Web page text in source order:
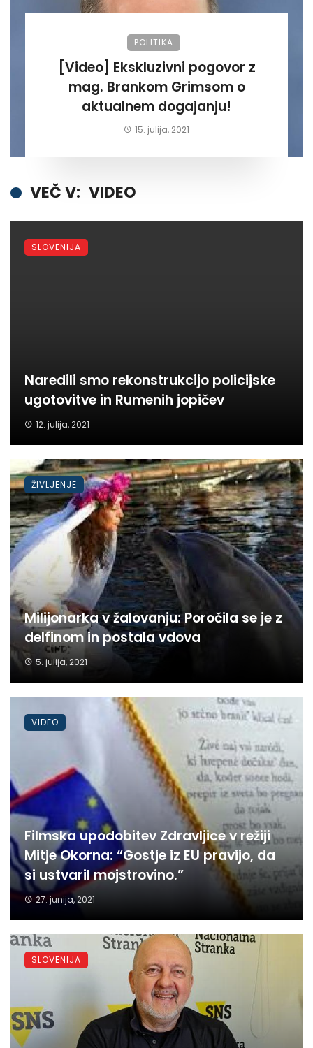
POLITIKA
[Video] Ekskluzivni pogovor z
mag. Brankom Grimsom o
aktualnem dogajanju!
15. julija, 2021
VEČ V: VIDEO
Naredili smo rekonstrukcijo policijske
ugotovitve in Rumenih jopičev
12. julija, 2021
SLOVENIJA
Milijonarka v žalovanju: Poročila se je z
delfinom in postala vdova
5. julija, 2021
ŽIVLJENJE
Filmska upodobitev Zdravljice v režiji
Mitje Okorna: “Gostje iz EU pravijo, da
si ustvaril mojstrovino.”
27. junija, 2021
VIDEO
SLOVENIJA